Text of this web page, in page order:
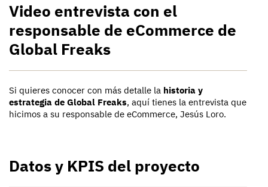
Video entrevista con el
responsable de eCommerce de
Global Freaks
Si quieres conocer con más detalle la historia y
estrategia de Global Freaks, aquí tienes la entrevista que
hicimos a su responsable de eCommerce, Jesús Loro.
Datos y KPIS del proyecto